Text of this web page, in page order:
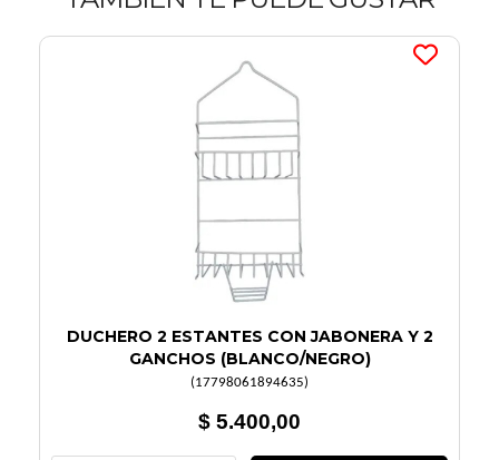
DUCHERO 2 ESTANTES CON JABONERA Y 2
GANCHOS (BLANCO/NEGRO)
(17798061894635)
$ 5.400,00